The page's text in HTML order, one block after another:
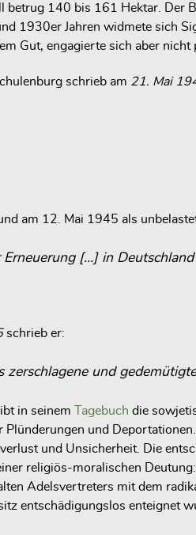
betrug 140 bis 161 Hektar. Der
1930er Jahren widmete sich
Gut, engagierte sich aber
schrieb am 21. Mai
am 12. Mai 1945 als
[…] in
schrieb er:
und
in seinem Tagebuch die
und
und Unsicherheit. Die
religiös-moralischen
Adelsvertreters mit dem
entschädigungslos enteignet